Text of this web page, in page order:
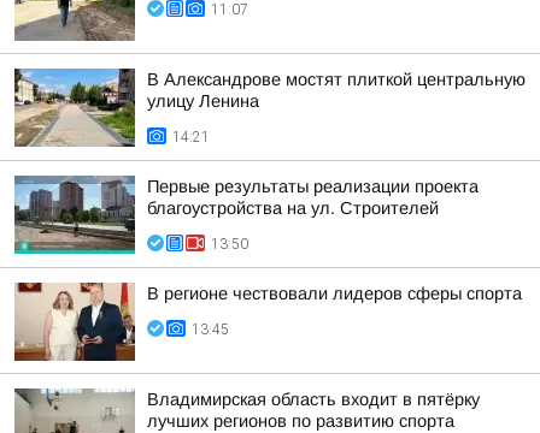
11:07
В Александрове мостят плиткой центральную
улицу Ленина
14:21
Первые результаты реализации проекта
благоустройства на ул. Строителей
13:50
В регионе чествовали лидеров сферы спорта
13:45
Владимирская область входит в пятёрку
лучших регионов по развитию спорта